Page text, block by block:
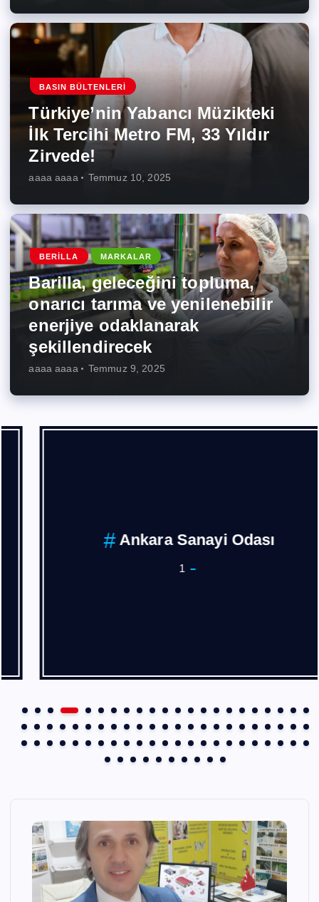
BASIN BÜLTENLERI
Türkiye’nin Yabancı Müzikteki
İlk Tercihi Metro FM, 33 Yıldır
Zirvede!
aaaa aaaa Temmuz 10, 2025
BERILLA MARKALAR
Barilla, geleceğini topluma,
onarıcı tarıma ve yenilenebilir
enerjiye odaklanarak
şekillendirecek
aaaa aaaa Temmuz 9, 2025
Ankara Sanayi Odası